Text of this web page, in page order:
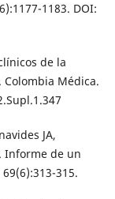
1183. DOI:
de la
Médica.
JA,
Informe de un
315.